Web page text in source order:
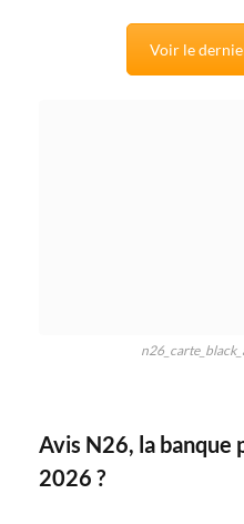
Voir le
Avis N26, la banque
2026 ?